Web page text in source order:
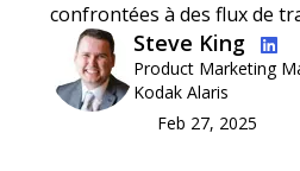
confrontées à des flux de
Image
Steve King
Product Marketing
Kodak Alaris
Feb 27, 2025